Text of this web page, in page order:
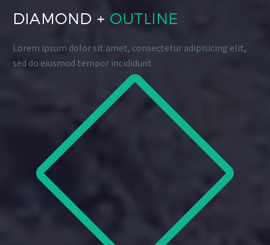
DIAMOND + OUTLINE
Lorem ipsum dolor sit amet, consectetur adipisicing elit,
sed do eiusmod tempor incididunt